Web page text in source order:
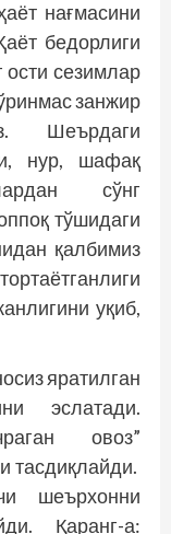
нағмасини
бедорлиги
ости сезимлар
занжир
Шеърдаги
нур, шафақ
сўнг
тўшидаги
қалбимиз
уқиб,
яратилган
эслатади.
овоз”
тасдиқлайди.
шеърхонни
Қаранг-а: